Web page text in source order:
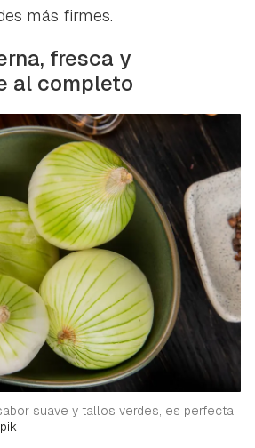
más firmes.
fresca y
al completo
suave y tallos verdes, es perfecta